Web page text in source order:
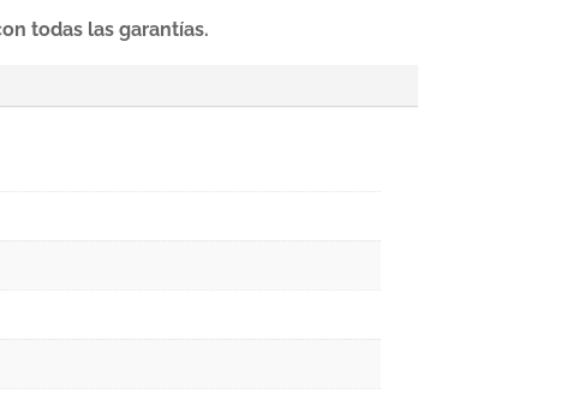
todas las garantías.